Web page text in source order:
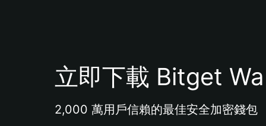
立即下載 Bitget
2,000 萬用戶信賴的最佳安全加密錢包